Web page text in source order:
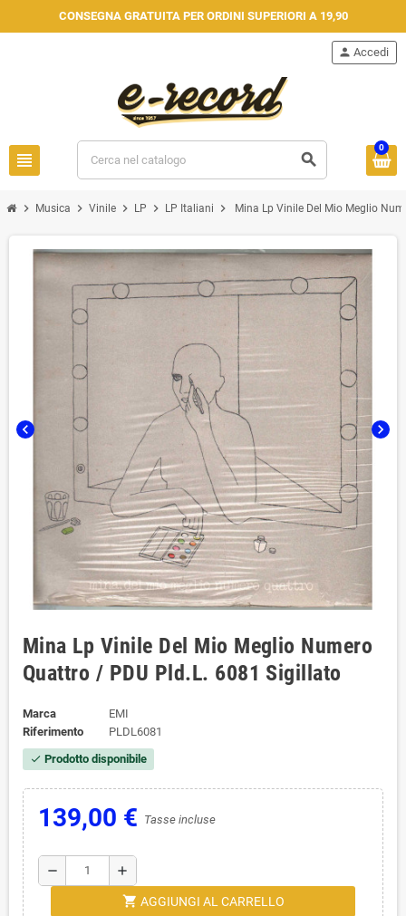
CONSEGNA GRATUITA PER ORDINI SUPERIORI A 19,90
view_headline search
person Accedi
0
chevron_right Musica chevron_right Vinile chevron_right LP chevron_right LP Italiani chevron_right Mina Lp Vinile Del Mio Meglio
chevron_left chevron_right
Mina Lp Vinile Del Mio Meglio Numero
Quattro / PDU ‎Pld.L. 6081 Sigillato
Marca
EMI
Riferimento
PLDL6081
check Prodotto disponibile
139,00 € Tasse incluse
remove add
shopping_cart AGGIUNGI AL CARRELLO